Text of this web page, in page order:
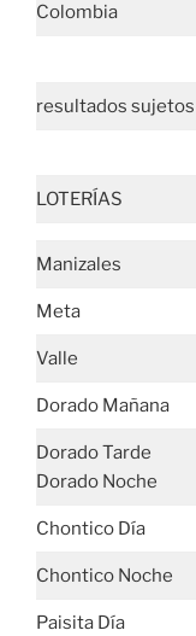
Colombia
resultados
LOTERÍAS
Manizales
Meta
Valle
Dorado Mañana
Dorado Tarde
Dorado Noche
Chontico Día
Chontico Noche
Paisita Día